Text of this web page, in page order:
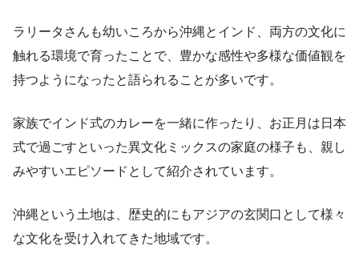
ラリータさんも幼いころから沖縄とインド、両方の文化に
触れる環境で育ったことで、豊かな感性や多様な価値観を
持つようになったと語られることが多いです。
家族でインド式のカレーを一緒に作ったり、お正月は日本
式で過ごすといった異文化ミックスの家庭の様子も、親し
みやすいエピソードとして紹介されています。
沖縄という土地は、歴史的にもアジアの玄関口として様々
な文化を受け入れてきた地域です。